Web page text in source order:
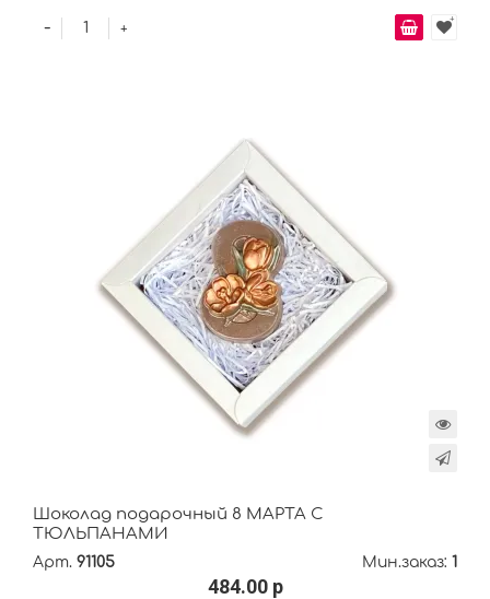
+
-
Шоколад подарочный 8 МАРТА С
ТЮЛЬПАНАМИ
Арт. 91105 Мин.заказ: 1
484.00 р